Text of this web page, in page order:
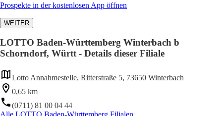
Prospekte in der kostenlosen App öffnen
WEITER
LOTTO Baden-Württemberg Winterbach b
Schorndorf, Württ - Details dieser Filiale
Lotto Annahmestelle, Ritterstraße 5, 73650 Winterbach
0,65 km
(0711) 81 00 04 44
Alle LOTTO Baden-Württemberg Filialen